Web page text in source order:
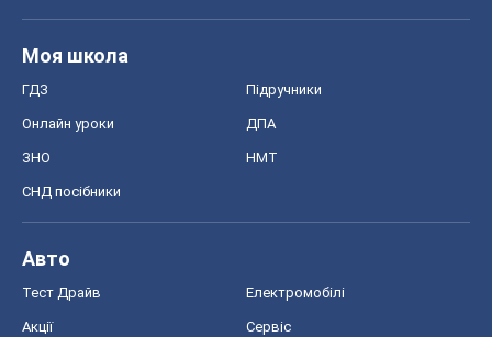
Моя школа
ГДЗ Підручники
Онлайн уроки ДПА
ЗНО НМТ
СНД посібники
Авто
Тест Драйв Електромобілі
Акції Сервіс